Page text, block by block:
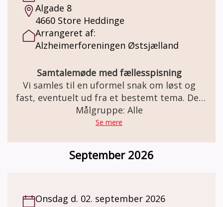
Algade 8
4660 Store Heddinge
Arrangeret af:
Alzheimerforeningen Østsjælland
Samtalemøde med fællesspisning
Vi samles til en uformel snak om løst og
fast, eventuelt ud fra et bestemt tema. Der
serveres smørrebrød og drikkevarer.
Målgruppe: Alle
Se mere
September 2026
Onsdag d. 02. september 2026